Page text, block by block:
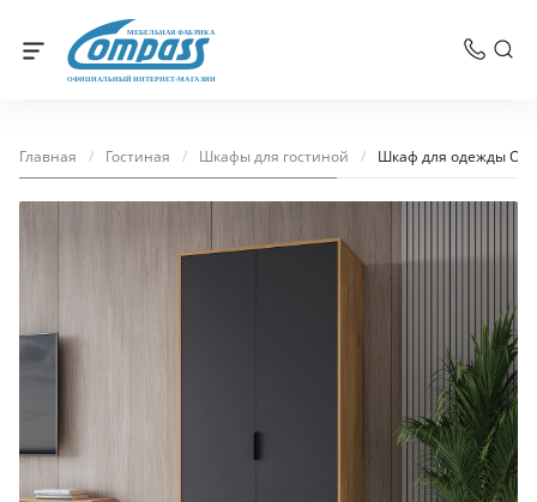
МЕБЕЛЬНАЯ ФАБРИКА
ОФИЦИАЛЬНЫЙ ИНТЕРНЕТ-МАГАЗИН
Главная / Гостиная / Шкафы для гостиной / Шкаф для одежды